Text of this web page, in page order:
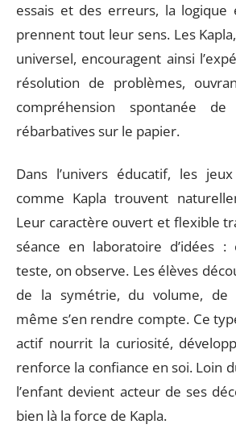
essais et des erreurs, la logique
prennent tout leur sens. Les
universel, encouragent ainsi
résolution de problèmes,
compréhension spontanée
rébarbatives sur le papier.
Dans l’univers éducatif, les
comme Kapla trouvent
Leur caractère ouvert et flexible
séance en laboratoire d’idées
teste, on observe. Les élèves
de la symétrie, du volume, de
même s’en rendre compte. Ce
actif nourrit la curiosité,
renforce la confiance en soi. Loin
l’enfant devient acteur de ses
bien là la force de Kapla.